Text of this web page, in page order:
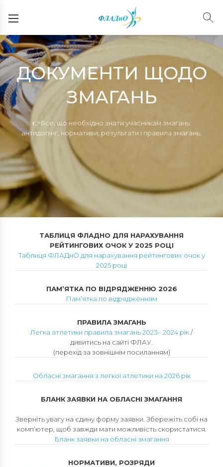
ДОКУМЕНТИ ЩОДО
ЗМАГАНЬ
👉Все, що необхідно знати учасникам змагань:
антидопінг, нормативи, результати і правила змагань.
ТАБЛИЦЯ ФЛАДНО ДЛЯ НАРАХУВАННЯ
РЕЙТИНГОВИХ ОЧОК У 2025 РОЦІ
Таблиця ФЛАДнО для нарахування рейтингових очок у
2025 році
ПАМ’ЯТКА ПО ВІДРЯДЖЕННЮ 2026
Пам’ятка по відрядженням
ПРАВИЛА ЗМАГАНЬ
Легка атлетики правила змагань 2023– 2024 рік/
дивитись на сайті ФЛАУ.
(перехід за зовнішнім посиланням)
Обласні змагання з легкої атлетики на 2026 рік
БЛАНК ЗАЯВКИ НА ОБЛАСНІ ЗМАГАННЯ
Зверніть увагу на єдину форму заявки. Збережіть собі на
комп’ютер, щоб завжди мати можливість скористатися.
Бланк заявки на обласні змагання
НОРМАТИВИ, РОЗРЯДИ